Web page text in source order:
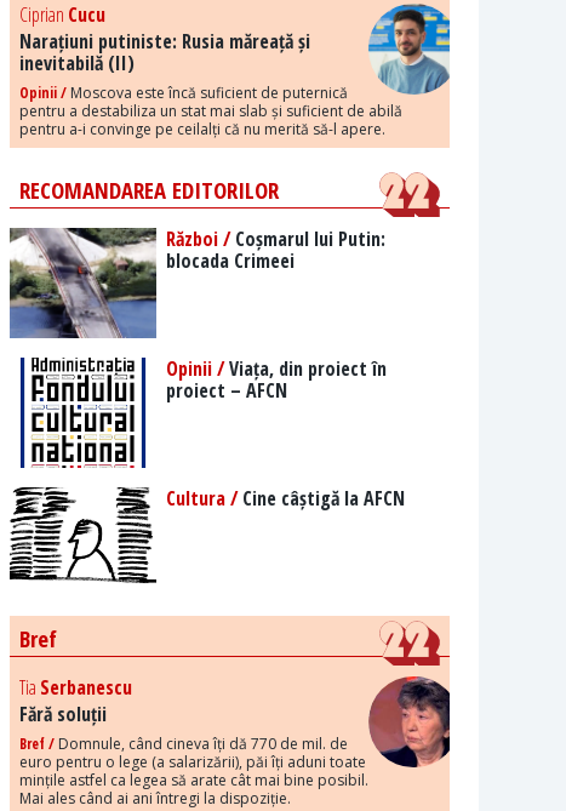
Ciprian Cucu
Narațiuni putiniste: Rusia măreață și
inevitabilă (II)
Opinii / Moscova este încă suficient de puternică
pentru a destabiliza un stat mai slab și suficient de abilă
pentru a-i convinge pe ceilalți că nu merită să-l apere.
RECOMANDAREA EDITORILOR
Război /Coșmarul lui Putin:
blocada Crimeei
Opinii /Viața, din proiect în
proiect – AFCN
Cultura /Cine câștigă la AFCN
Bref
Tia Serbanescu
Fără soluții
Bref / Domnule, când cineva îți dă 770 de mil. de
euro pentru o lege (a salarizării), păi îți aduni toate
mințile astfel ca legea să arate cât mai bine posibil.
Mai ales când ai ani întregi la dispoziție.